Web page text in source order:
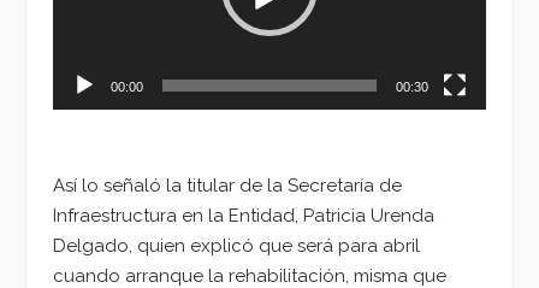
00:00 00:30
Así lo señaló la titular de la Secretaría de
Infraestructura en la Entidad, Patricia Urenda
Delgado, quien explicó que será para abril
cuando arranque la rehabilitación, misma que